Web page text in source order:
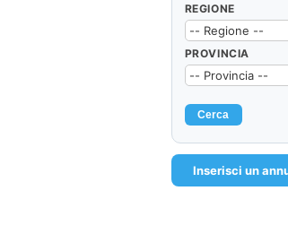
REGIONE
PROVINCIA
Inserisci un